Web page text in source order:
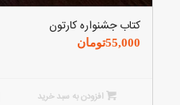
کتاب جشنواره کارتون
55,000تومان
افزودن به سبد خرید